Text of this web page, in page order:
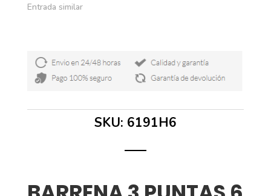
Entrada similar
SKU: 6191H6